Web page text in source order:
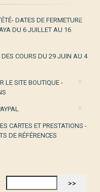
DATES DE FERMETURE
DU 6 JUILLET AU 16
COURS DU 29 JUIN AU 4
LE SITE BOUTIQUE -
CARTES ET PRESTATIONS -
DE RÉFÉRENCES
: